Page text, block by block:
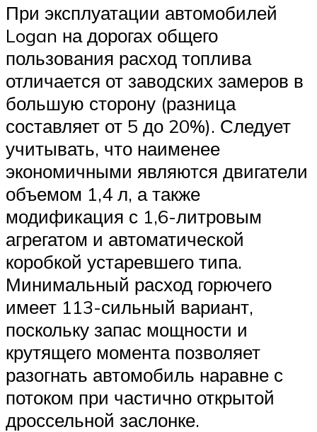
При эксплуатации автомобилей
Logan на дорогах общего
пользования расход топлива
отличается от заводских замеров в
большую сторону (разница
составляет от 5 до 20%). Следует
учитывать, что наименее
экономичными являются двигатели
объемом 1,4 л, а также
модификация с 1,6-литровым
агрегатом и автоматической
коробкой устаревшего типа.
Минимальный расход горючего
имеет 113-сильный вариант,
поскольку запас мощности и
крутящего момента позволяет
разогнать автомобиль наравне с
потоком при частично открытой
дроссельной заслонке.